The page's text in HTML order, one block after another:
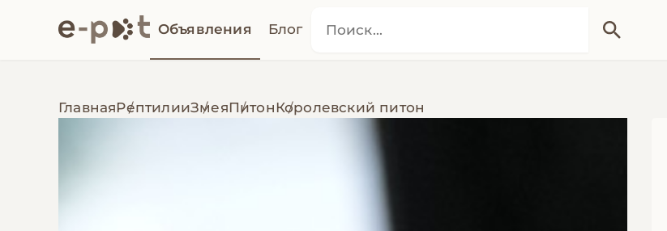
Объявления Блог
ГлавнаяРептилииЗмеяПитонКоролевский питон